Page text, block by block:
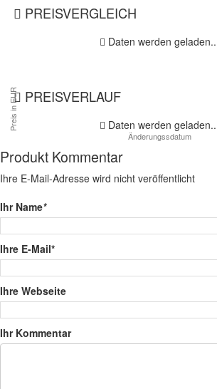
PREISVERGLEICH
Daten werden
PREISVERLAUF
Daten werden
Produkt Kommentar
Ihre E-Mail-Adresse wird nicht veröffentlicht
Ihr Name*
Ihre E-Mail*
Ihre Webseite
Ihr Kommentar